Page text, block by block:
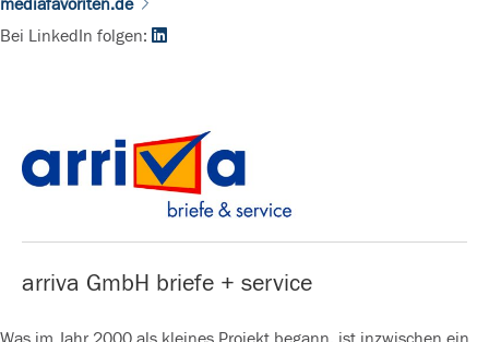
mediafavoriten.de
Bei LinkedIn folgen:
arriva GmbH briefe + service